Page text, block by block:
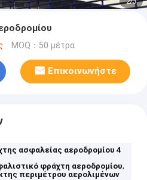
MOQ：50 μέτρα
Επικοινωνήστε
ασφαλείας αεροδρομίου 4
φράχτη αεροδρομίου,
περιμέτρου αερολιμένων